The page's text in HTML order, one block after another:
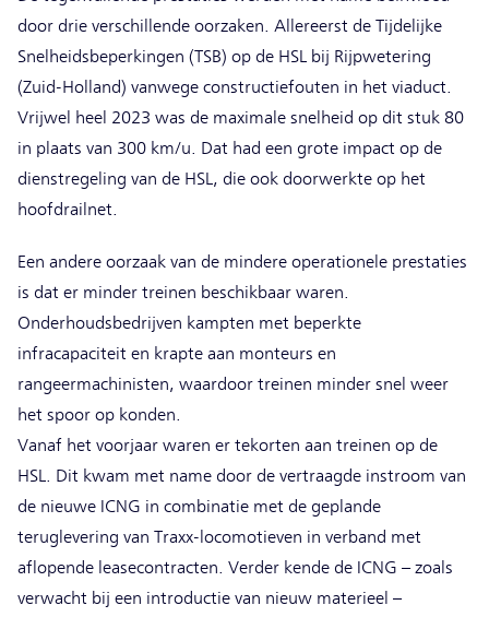
door drie verschillende oorzaken. Allereerst de Tijdelijke
Snelheidsbeperkingen (TSB) op de HSL bij Rijpwetering
(Zuid-Holland) vanwege constructiefouten in het viaduct.
Vrijwel heel 2023 was de maximale snelheid op dit stuk 80
in plaats van 300 km/u. Dat had een grote impact op de
dienstregeling van de HSL, die ook doorwerkte op het
hoofdrailnet.
Een andere oorzaak van de mindere operationele prestaties
is dat er minder treinen beschikbaar waren.
Onderhoudsbedrijven kampten met beperkte
infracapaciteit en krapte aan monteurs en
rangeermachinisten, waardoor treinen minder snel weer
het spoor op konden.
Vanaf het voorjaar waren er tekorten aan treinen op de
HSL. Dit kwam met name door de vertraagde instroom van
de nieuwe ICNG in combinatie met de geplande
teruglevering van Traxx-locomotieven in verband met
aflopende leasecontracten. Verder kende de ICNG – zoals
verwacht bij een introductie van nieuw materieel –